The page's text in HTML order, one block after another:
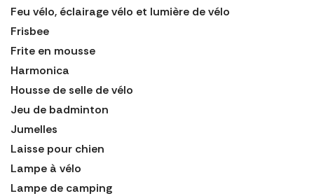
Feu vélo, éclairage vélo et lumière de vélo
Frisbee
Frite en mousse
Harmonica
Housse de selle de vélo
Jeu de badminton
Jumelles
Laisse pour chien
Lampe à vélo
Lampe de camping